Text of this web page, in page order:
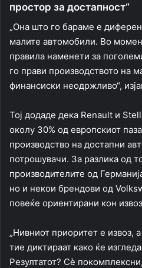
простор за достапност“
„Она што го бараме е
малите автомобили. Во
правила наменети за
го прави производството на
финансиски неодржливо“,
Тој додаде дека Renault и
околу 30% од европскиот
производство на достапни
потрошувачи. За разлика од
производителите од
но и некои брендови од
повеќе ориентирани кон
„Нивниот приоритет е извоз,
тие диктираат како ќе
Резултатот? Сè